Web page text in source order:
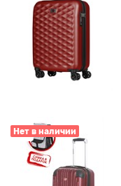
Нет в наличии